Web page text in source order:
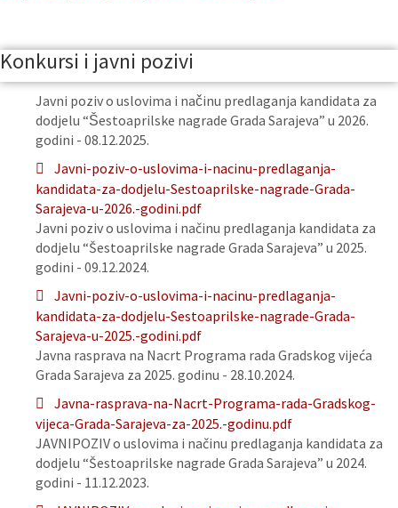
Konkursi i javni pozivi
Javni poziv o uslovima i načinu predlaganja kandidata za
dodjelu “Šestoaprilske nagrade Grada Sarajeva” u 2026.
godini - 08.12.2025.
Javni-poziv-o-uslovima-i-nacinu-predlaganja-
kandidata-za-dodjelu-Sestoaprilske-nagrade-Grada-
Sarajeva-u-2026.-godini.pdf
Javni poziv o uslovima i načinu predlaganja kandidata za
dodjelu “Šestoaprilske nagrade Grada Sarajeva” u 2025.
godini - 09.12.2024.
Javni-poziv-o-uslovima-i-nacinu-predlaganja-
kandidata-za-dodjelu-Sestoaprilske-nagrade-Grada-
Sarajeva-u-2025.-godini.pdf
Javna rasprava na Nacrt Programa rada Gradskog vijeća
Grada Sarajeva za 2025. godinu - 28.10.2024.
Javna-rasprava-na-Nacrt-Programa-rada-Gradskog-
vijeca-Grada-Sarajeva-za-2025.-godinu.pdf
JAVNIPOZIV o uslovima i načinu predlaganja kandidata za
dodjelu “Šestoaprilske nagrade Grada Sarajeva” u 2024.
godini - 11.12.2023.